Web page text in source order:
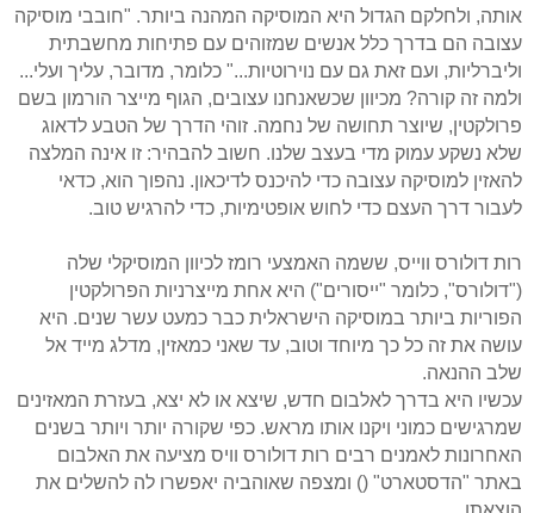
אותה, ולחלקם הגדול היא המוסיקה המהנה ביותר. "חובבי מוסיקה
עצובה הם בדרך כלל אנשים שמזוהים עם פתיחות מחשבתית
וליברליות, ועם זאת גם עם נוירוטיות..." כלומר, מדובר, עליך ועלי...
ולמה זה קורה? מכיוון שכשאנחנו עצובים, הגוף מייצר הורמון בשם
פרולקטין, שיוצר תחושה של נחמה. זוהי הדרך של הטבע לדאוג
שלא נשקע עמוק מדי בעצב שלנו. חשוב להבהיר: זו אינה המלצה
להאזין למוסיקה עצובה כדי להיכנס לדיכאון. נהפוך הוא, כדאי
לעבור דרך העצם כדי לחוש אופטימיות, כדי להרגיש טוב.
רות דולורס ווייס, ששמה האמצעי רומז לכיוון המוסיקלי שלה
("דולורס", כלומר "ייסורים") היא אחת מייצרניות הפרולקטין
הפוריות ביותר במוסיקה הישראלית כבר כמעט עשר שנים. היא
עושה את זה כל כך מיוחד וטוב, עד שאני כמאזין, מדלג מייד אל
שלב ההנאה.
עכשיו היא בדרך לאלבום חדש, שיצא או לא יצא, בעזרת המאזינים
שמרגישים כמוני ויקנו אותו מראש. כפי שקורה יותר ויותר בשנים
האחרונות לאמנים רבים רות דולורס וויס מציעה את האלבום
באתר "הדסטארט" () ומצפה שאוהביה יאפשרו לה להשלים את